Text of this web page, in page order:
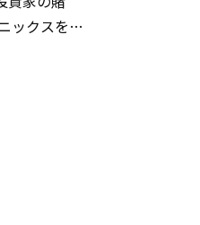
ックスを巡